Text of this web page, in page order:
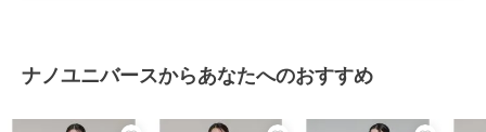
てお取扱いください。粘着性のあるセロテープ等でホコリをとること
の摩擦で色落ち・色移りします。
ナノユニバースからあなたへのおすすめ